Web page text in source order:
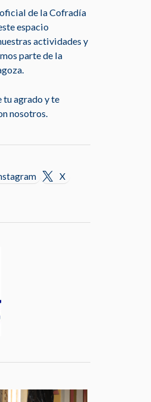
de la Cofradía
espacio
actividades y
parte de la
tu agrado y te
nosotros.
X